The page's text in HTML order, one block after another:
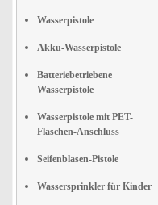
Wasserpistole
Akku-Wasserpistole
Batteriebetriebene
Wasserpistole
Wasserpistole mit PET-
Flaschen-Anschluss
Seifenblasen-Pistole
Wassersprinkler für Kinder